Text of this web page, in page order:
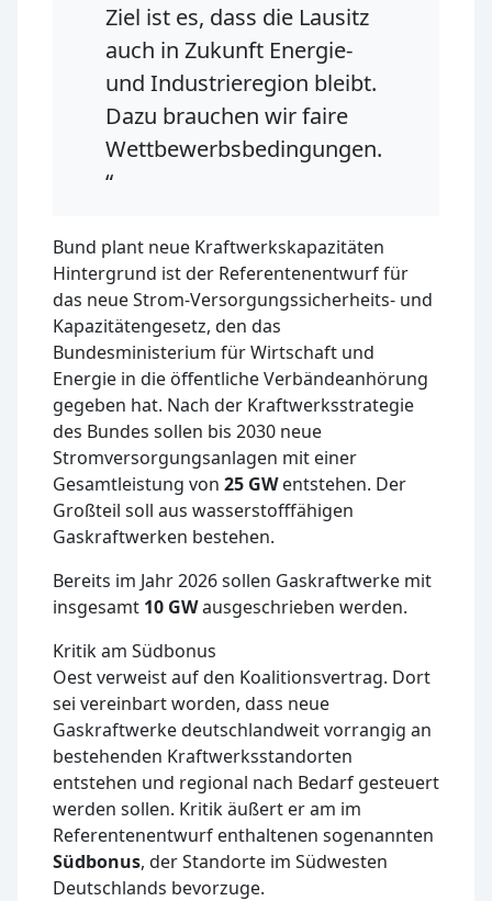
Ziel ist es, dass die Lausitz
auch in Zukunft Energie-
und Industrieregion bleibt.
Dazu brauchen wir faire
Wettbewerbsbedingungen.
“
Bund plant neue Kraftwerkskapazitäten
Hintergrund ist der Referentenentwurf für
das neue Strom-Versorgungssicherheits- und
Kapazitätengesetz, den das
Bundesministerium für Wirtschaft und
Energie in die öffentliche Verbändeanhörung
gegeben hat. Nach der Kraftwerksstrategie
des Bundes sollen bis 2030 neue
Stromversorgungsanlagen mit einer
Gesamtleistung von 25 GWentstehen. Der
Großteil soll aus wasserstofffähigen
Gaskraftwerken bestehen.
Bereits im Jahr 2026 sollen Gaskraftwerke mit
insgesamt 10 GWausgeschrieben werden.
Kritik am Südbonus
Oest verweist auf den Koalitionsvertrag. Dort
sei vereinbart worden, dass neue
Gaskraftwerke deutschlandweit vorrangig an
bestehenden Kraftwerksstandorten
entstehen und regional nach Bedarf gesteuert
werden sollen. Kritik äußert er am im
Referentenentwurf enthaltenen sogenannten
Südbonus, der Standorte im Südwesten
Deutschlands bevorzuge.